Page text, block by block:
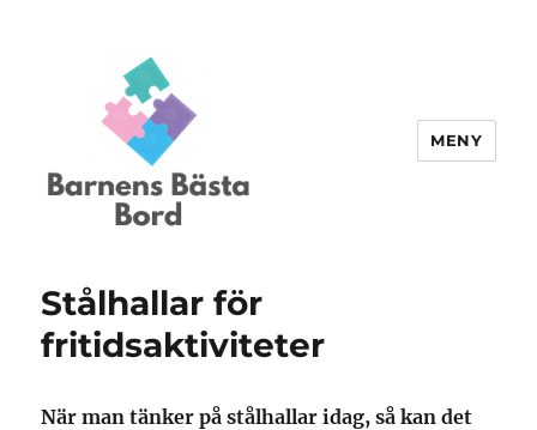
MENY
Stålhallar för
fritidsaktiviteter
När man tänker på stålhallar idag, så kan det